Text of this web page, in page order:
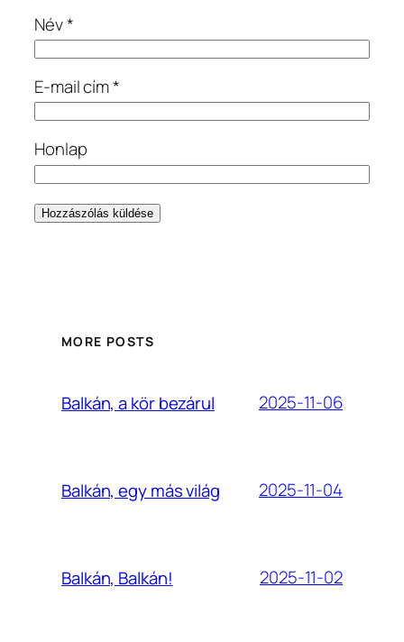
Név*
E-mail cím*
Honlap
MORE POSTS
Balkán, a kör bezárul 2025-11-06
Balkán, egy más világ 2025-11-04
Balkán, Balkán! 2025-11-02